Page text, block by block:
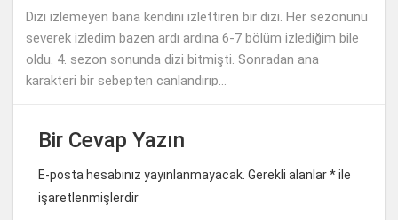
Dizi izlemeyen bana kendini izlettiren bir dizi. Her sezonunu
severek izledim bazen ardı ardına 6-7 bölüm izlediğim bile
oldu. 4. sezon sonunda dizi bitmişti. Sonradan ana
karakteri bir sebepten canlandırıp...
Bir Cevap Yazın
E-posta hesabınız yayınlanmayacak. Gerekli alanlar*ile
işaretlenmişlerdir